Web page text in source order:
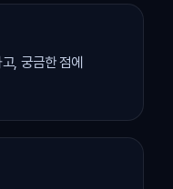
, 궁금한 점에